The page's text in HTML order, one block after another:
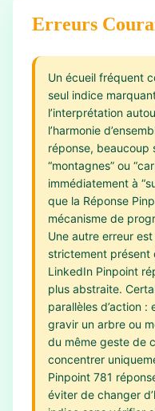
Erreurs
Un écueil fréquent
seul indice
l’interprétation
l’harmonie
réponse, beaucoup
“montagnes” ou
immédiatement à
que la Réponse
mécanisme de
Une autre erreur
strictement présent
LinkedIn Pinpoint
plus abstraite.
parallèles d’action :
gravir un arbre ou
du même geste de
concentrer
Pinpoint 781
éviter de changer